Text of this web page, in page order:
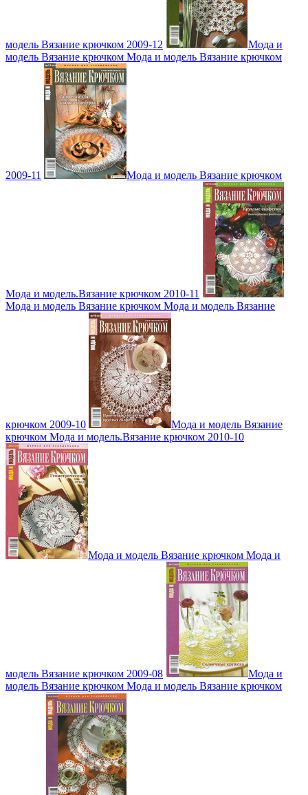
модель Вязание крючком 2009-12
Мода и
модель Вязание крючком Мода и модель Вязание крючком
2009-11 Мода и модель Вязание крючком
Мода и модель.Вязание крючком 2010-11
Мода и модель Вязание крючком Мода и модель Вязание
крючком 2009-10
Мода и модель Вязание
крючком Мода и модель.Вязание крючком 2010-10
Мода и модель Вязание крючком Мода и
модель Вязание крючком 2009-08
Мода и
модель Вязание крючком Мода и модель Вязание крючком